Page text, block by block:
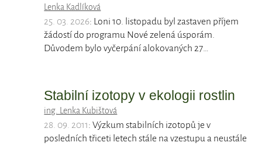
Lenka Kadlíková
25. 03. 2026: Loni 10. listopadu byl zastaven příjem
žádostí do programu Nové zelená úsporám.
Důvodem bylo vyčerpání alokovaných 27…
Stabilní izotopy v ekologii rostlin
ing. Lenka Kubištová
28. 09. 2011: Výzkum stabilních izotopů je v
posledních třiceti letech stále na vzestupu a neustále